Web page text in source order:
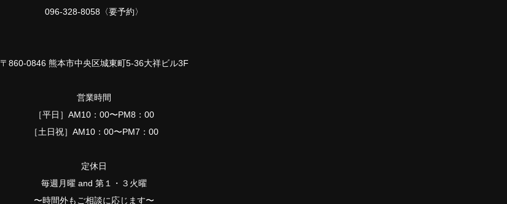
096-328-8058〈要予約〉
〒860-0846 熊本市中央区城東町5-36大祥ビル3F
営業時間
［平日］AM10：00〜PM8：00
［土日祝］AM10：00〜PM7：00
定休日
毎週月曜 and 第１・３火曜
〜時間外もご相談に応じます〜